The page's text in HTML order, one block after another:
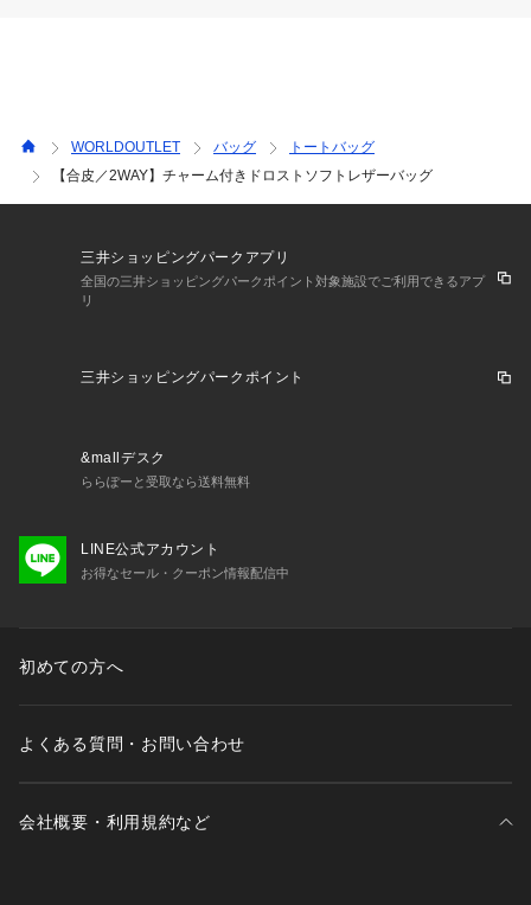
若干製品と画像のカラーが異なる場合もございます。
WORLDOUTLET バッグ
トートバッグ
【合皮／2WAY】チャーム付きドロストソフトレザーバッグ
三井ショッピングパークアプリ
全国の三井ショッピングパークポイント対象施設でご利用できるアプ
リ
三井ショッピングパークポイント
&mallデスク
ららぽーと受取なら送料無料
LINE公式アカウント
お得なセール・クーポン情報配信中
初めての方へ
よくある質問・お問い合わせ
会社概要・利用規約など